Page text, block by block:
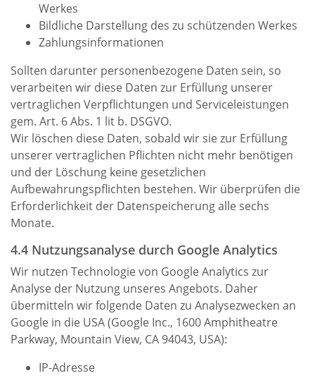
Werkes
Bildliche Darstellung des zu schützenden Werkes
Zahlungsinformationen
Sollten darunter personenbezogene Daten sein, so
verarbeiten wir diese Daten zur Erfüllung unserer
vertraglichen Verpflichtungen und Serviceleistungen
gem. Art. 6 Abs. 1 lit b. DSGVO.
Wir löschen diese Daten, sobald wir sie zur Erfüllung
unserer vertraglichen Pflichten nicht mehr benötigen
und der Löschung keine gesetzlichen
Aufbewahrungspflichten bestehen. Wir überprüfen die
Erforderlichkeit der Datenspeicherung alle sechs
Monate.
4.4 Nutzungsanalyse durch Google Analytics
Wir nutzen Technologie von Google Analytics zur
Analyse der Nutzung unseres Angebots. Daher
übermitteln wir folgende Daten zu Analysezwecken an
Google in die USA (Google Inc., 1600 Amphitheatre
Parkway, Mountain View, CA 94043, USA):
IP-Adresse